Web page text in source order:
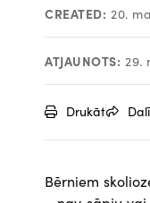
CREATED: 20.
ATJAUNOTS: 29.
Drukāt
Bērniem